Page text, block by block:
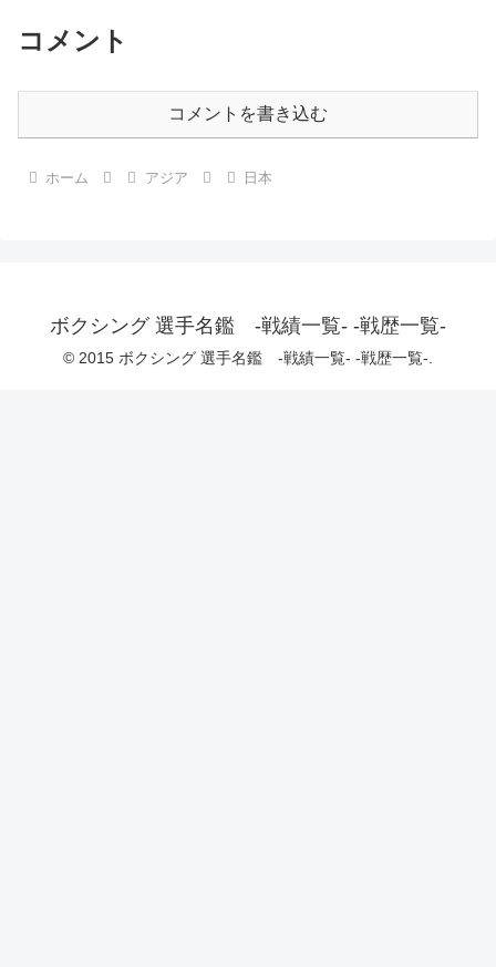
コメント
コメントを書き込む
ホーム アジア 日本
ボクシング 選手名鑑 -戦績一覧- -戦歴一覧-
© 2015 ボクシング 選手名鑑 -戦績一覧- -戦歴一覧-.